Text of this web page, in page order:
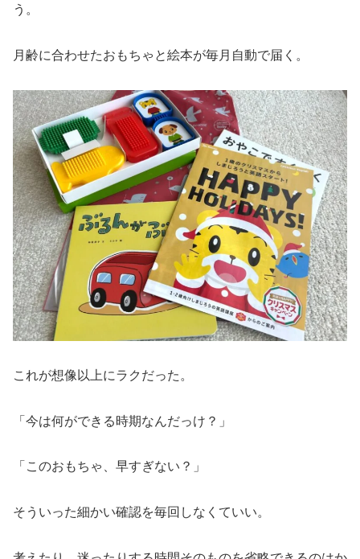
う。
月齢に合わせたおもちゃと絵本が毎月自動で届く。
これが想像以上にラクだった。
「今は何ができる時期なんだっけ？」
「このおもちゃ、早すぎない？」
そういった細かい確認を毎回しなくていい。